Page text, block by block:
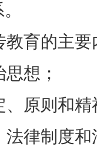
育的主要
想；
、原则和精
法律制度